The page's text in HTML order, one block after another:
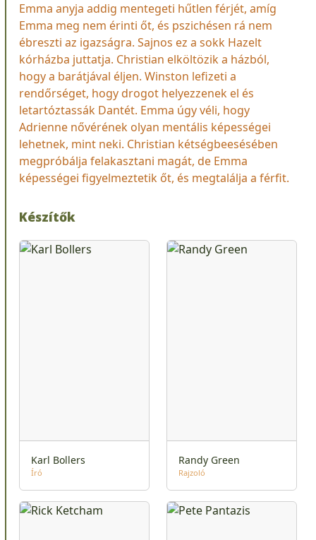
Emma anyja addig mentegeti hűtlen férjét, amíg
Emma meg nem érinti őt, és pszichésen rá nem
ébreszti az igazságra. Sajnos ez a sokk Hazelt
kórházba juttatja. Christian elköltözik a házból,
hogy a barátjával éljen. Winston lefizeti a
rendőrséget, hogy drogot helyezzenek el és
letartóztassák Dantét. Emma úgy véli, hogy
Adrienne nővérének olyan mentális képességei
lehetnek, mint neki. Christian kétségbeesésében
megpróbálja felakasztani magát, de Emma
képességei figyelmeztetik őt, és megtalálja a férfit.
Készítők
Karl Bollers
Író
Randy Green
Rajzoló